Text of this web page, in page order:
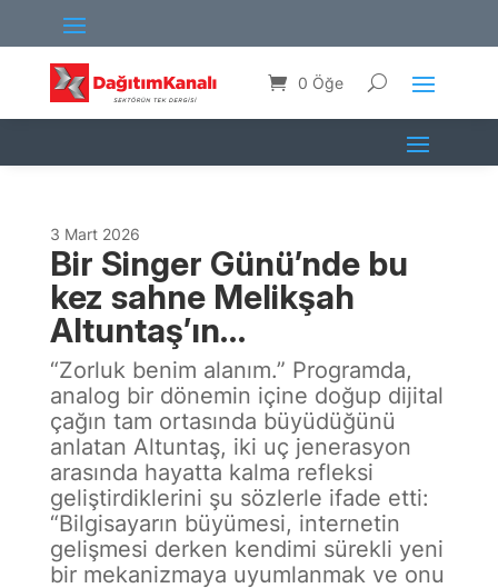
0 Öğe
3 Mart 2026
Bir Singer Günü’nde bu
kez sahne Melikşah
Altuntaş’ın…
“Zorluk benim alanım.” Programda,
analog bir dönemin içine doğup dijital
çağın tam ortasında büyüdüğünü
anlatan Altuntaş, iki uç jenerasyon
arasında hayatta kalma refleksi
geliştirdiklerini şu sözlerle ifade etti:
“Bilgisayarın büyümesi, internetin
gelişmesi derken kendimi sürekli yeni
bir mekanizmaya uyumlanmak ve onu